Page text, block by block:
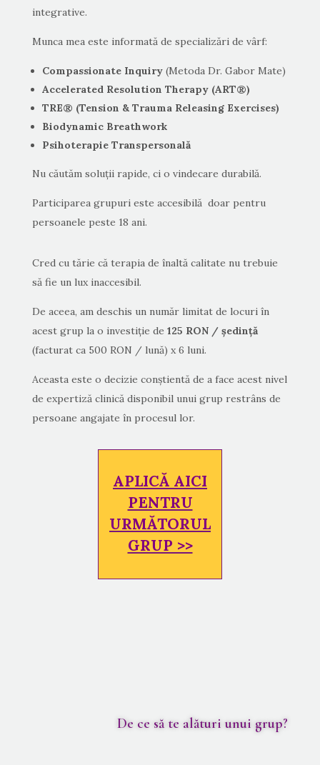
integrative.
Munca mea este informată de specializări de vârf:
Compassionate Inquiry(Metoda Dr. Gabor Mate)
Accelerated Resolution Therapy (ART®)
TRE® (Tension & Trauma Releasing Exercises)
Biodynamic Breathwork
Psihoterapie Transpersonală
Nu căutăm soluții rapide, ci o vindecare durabilă.
Participarea grupuri este accesibilă doar pentru
persoanele peste 18 ani.
Cred cu tărie că terapia de înaltă calitate nu trebuie
să fie un lux inaccesibil.
De aceea, am deschis un număr limitat de locuri în
acest grup la o investiție de 125 RON / ședință
(facturat ca 500 RON / lună) x 6 luni.
Aceasta este o decizie conștientă de a face acest nivel
de expertiză clinică disponibil unui grup restrâns de
persoane angajate în procesul lor.
APLICĂ AICI
PENTRU
URMĂTORUL
GRUP >>
De ce să te alături unui grup?